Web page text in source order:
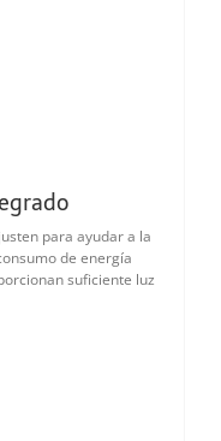
para ayudar a la
de energía
suficiente luz